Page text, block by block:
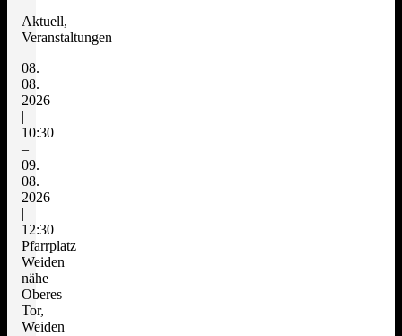
Aktuell,
Veranstaltungen
08.
08.
2026
|
10:30
–
09.
08.
2026
|
12:30
Pfarrplatz
Weiden
nähe
Oberes
Tor,
Weiden